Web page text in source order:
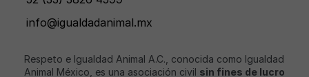
info@igualdadanimal.mx
Respeto e Igualdad Animal A.C., conocida como Igualdad
Animal México, es una asociación civil sin fines de lucro